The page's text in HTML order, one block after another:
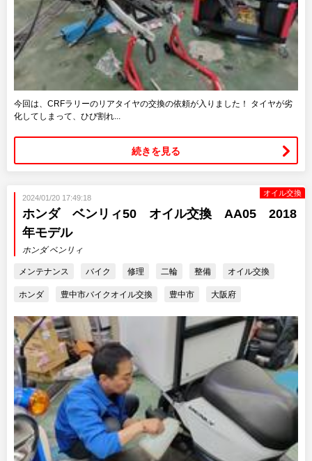
今回は、CRFラリーのリアタイヤの交換の依頼が入りました！ タイヤが劣
化してしまって、ひび割れ...
続きを見る
オイル交換
2024/01/20 17:49:18
ホンダ ベンリィ50 オイル交換 AA05 2018
年モデル
ホンダ ベンリィ
メンテナンス バイク 修理 二輪 整備 オイル交換
ホンダ 豊中市バイクオイル交換 豊中市 大阪府